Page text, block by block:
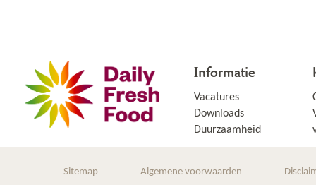
Informatie
Vacatures
Downloads
Duurzaamheid
Sitemap Algemene voorwaarden